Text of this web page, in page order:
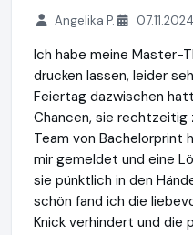
Angelika P. 07.11.2024
Ich habe meine Master-
drucken lassen, leider
Feiertag dazwischen
Chancen, sie rechtzeitig
Team von Bachelorprint
mir gemeldet und eine
sie pünktlich in den
schön fand ich die
Knick verhindert und die